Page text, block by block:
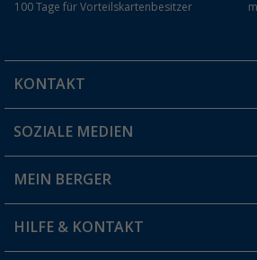
100 Tage für Vorteilskartenbesitzer
KONTAKT
Du hast eine Frage?
Filiale finden
SOZIALE MEDIEN
MEIN BERGER
Vorteilskarte
HILFE & KONTAKT